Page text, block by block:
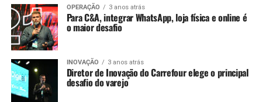
OPERAÇÃO 3 anos atrás
Para C&A, integrar WhatsApp, loja física e online é
o maior desafio
INOVAÇÃO 3 anos atrás
Diretor de Inovação do Carrefour elege o principal
desafio do varejo